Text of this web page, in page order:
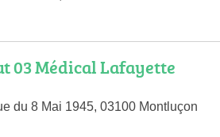
03 Médical Lafayette
du 8 Mai 1945, 03100 Montluçon